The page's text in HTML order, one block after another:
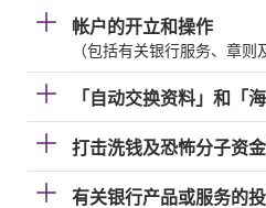
帐户的开立和操作
（包括有关银行服务、章则
「自动交换资料」和「
打击洗钱及恐怖分子资
有关银行产品或服务的